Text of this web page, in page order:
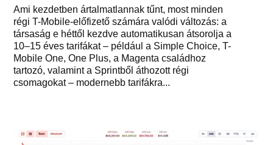
Ami kezdetben ártalmatlannak tűnt, most minden
régi T-Mobile-előfizető számára valódi változás: a
társaság e héttől kezdve automatikusan átsorolja a
10–15 éves tarifákat – például a Simple Choice, T-
Mobile One, One Plus, a Magenta családhoz
tartozó, valamint a Sprintből áthozott régi
csomagokat – modernebb tarifákra...